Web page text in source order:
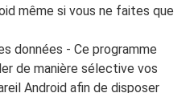
même si vous ne faites que
données - Ce programme
de manière sélective vos
Android afin de disposer